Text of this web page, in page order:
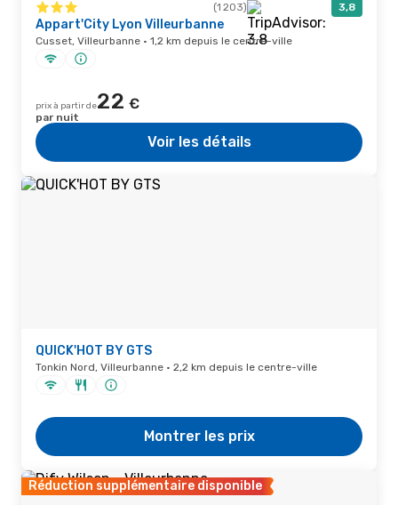
(1 203) 3,8
Appart'City Lyon Villeurbanne
Cusset, Villeurbanne · 1,2 km depuis le centre-ville
prix à partir de22 €
par nuit
Voir les détails
QUICK'HOT BY GTS
Tonkin Nord, Villeurbanne · 2,2 km depuis le centre-ville
Montrer les prix
Réduction supplémentaire disponible